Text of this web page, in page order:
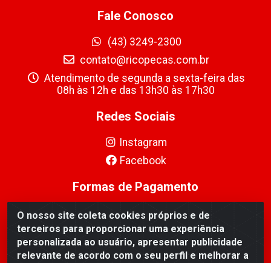
O nosso site coleta cookies próprios e de
terceiros para proporcionar uma experiência
personalizada ao usuário, apresentar publicidade
relevante de acordo com o seu perfil e melhorar a
Fale Conosco
(43) 3249-2300
contato@ricopecas.com.br
Atendimento de segunda a sexta-feira das
08h às 12h e das 13h30 às 17h30
Redes Sociais
Instagram
Facebook
Formas de Pagamento
Ricopeças Comércio de componentes Eletrônicos Ltda -